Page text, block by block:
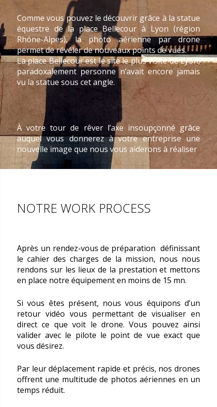
Comme vous pouvez le découvrir grâce à la statue
équestre de la place Bellecour à Lyon (région
Rhône-Alpes), la photo aérienne par drone
permet de révéler de nouveaux points de vues.
La place Bellecour est le site le plus visité de Lyon,
paradoxalement personne n’avait encore jamais
vu la statue sous cet angle.
À votre tour de rêver l’axe insoupçonné grâce
auquel vous donnerez à votre entreprise une
nouvelle image que nous vous aiderons à réaliser
NOTRE WORK PROCESS
Après un rendez-vous de préparation définissant
le cahier des charges de la mission, nous nous
rendons sur les lieux de la prestation et mettons
en place notre équipement en moins de 15 mn.
Si vous êtes présent, nous vous équipons d’un
retour vidéo vous permettant de visualiser en
direct ce que voit le drone. Vous pouvez ainsi
valider avec le pilote le point de vue exact que
vous désirez.
Par leur déplacement rapide et précis, nos drones
offrent une multitude de photos aériennes en un
temps réduit.